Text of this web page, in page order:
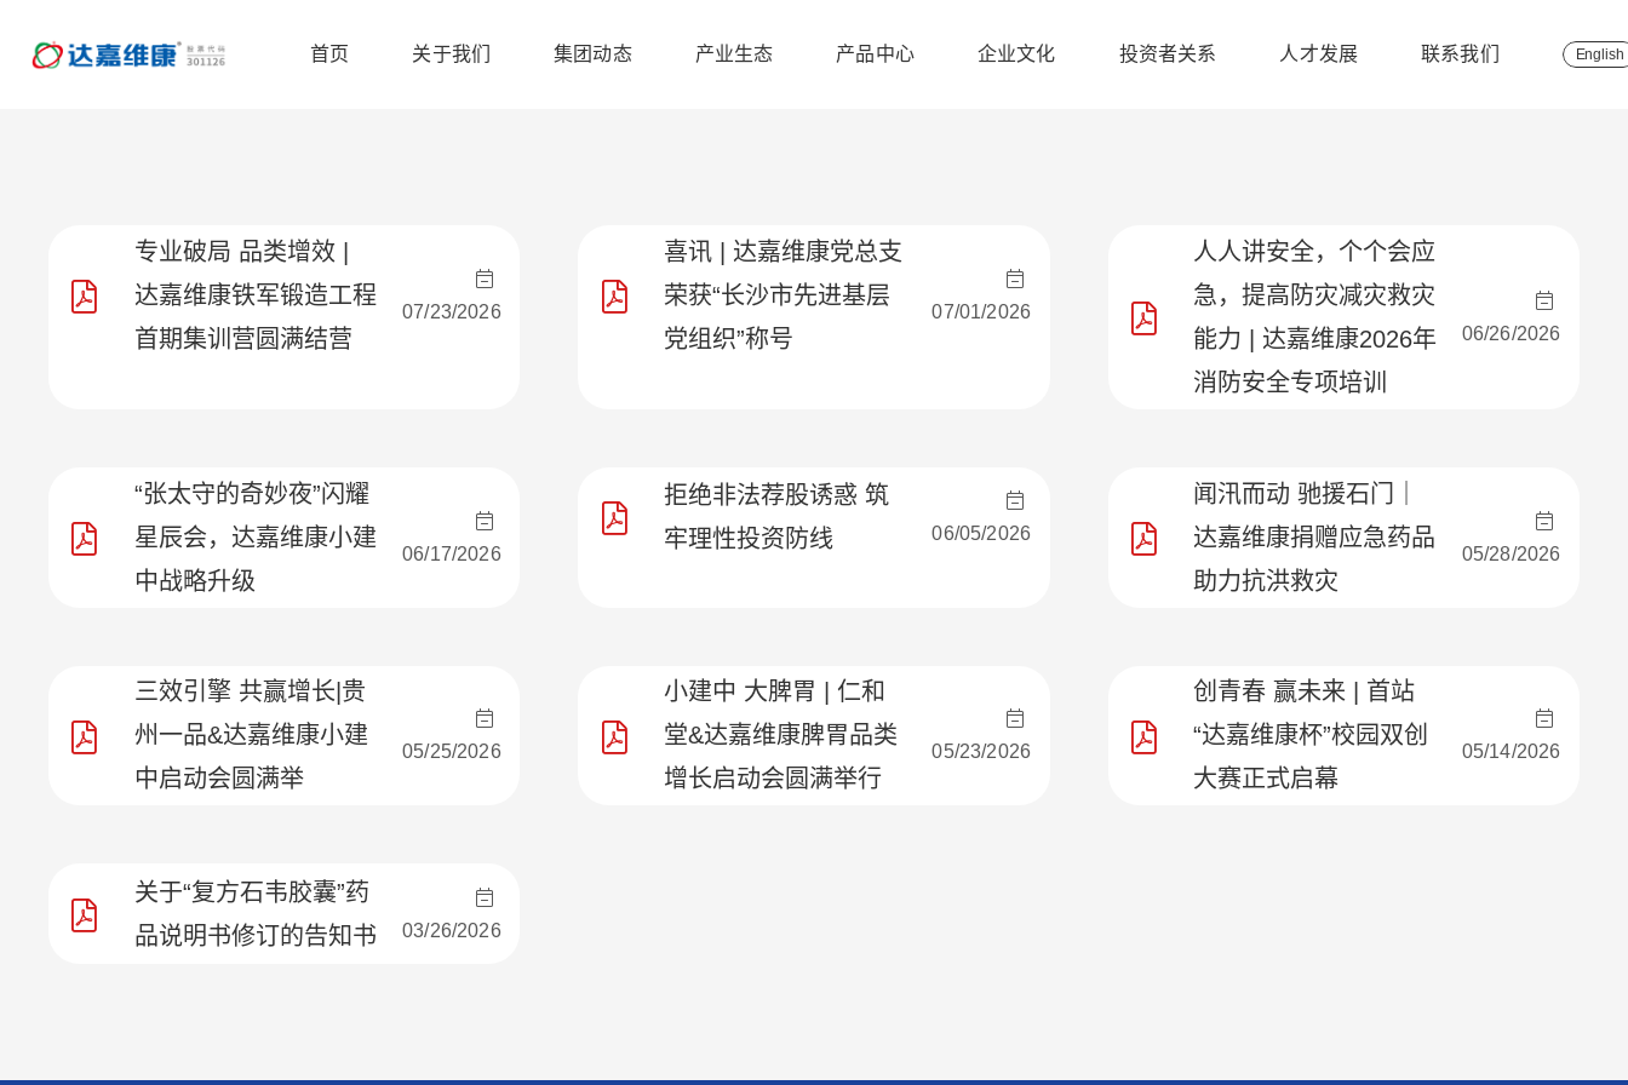
首页 关于我们 集团动态 产业生态 产品中心 企业文化 投资者关系 人才发展 联系我们 English
专业破局 品类增效 |
达嘉维康铁军锻造工程
首期集训营圆满结营
07/23/2026
喜讯 | 达嘉维康党总支
荣获“长沙市先进基层
党组织”称号
07/01/2026
人人讲安全，个个会应
急，提高防灾减灾救灾
能力 | 达嘉维康2026年
消防安全专项培训
06/26/2026
“张太守的奇妙夜”闪耀
星辰会，达嘉维康小建
中战略升级
06/17/2026
拒绝非法荐股诱惑 筑
牢理性投资防线
06/05/2026
闻汛而动 驰援石门｜
达嘉维康捐赠应急药品
助力抗洪救灾
05/28/2026
三效引擎 共赢增长|贵
州一品&达嘉维康小建
中启动会圆满举
05/25/2026
小建中 大脾胃 | 仁和
堂&达嘉维康脾胃品类
增长启动会圆满举行
05/23/2026
创青春 赢未来 | 首站
“达嘉维康杯”校园双创
大赛正式启幕
05/14/2026
关于“复方石韦胶囊”药
品说明书修订的告知书
03/26/2026